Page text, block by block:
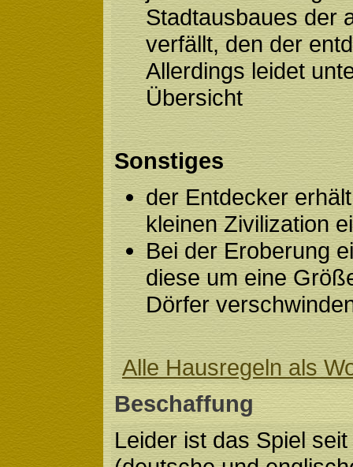
Stadtausbaues der
verfällt, den der
Allerdings leidet
Übersicht
Sonstiges
der Entdecker
kleinen Zivilization
Bei der Eroberung
diese um eine
Dörfer
Alle Hausregeln als
Beschaffung
Leider ist das Spiel